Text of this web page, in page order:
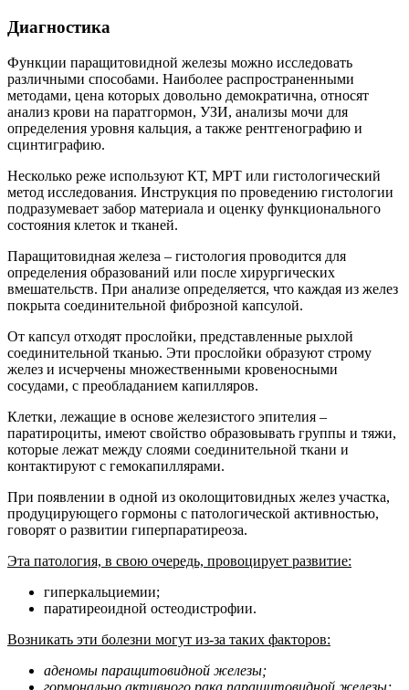
Диагностика
Функции паращитовидной железы можно исследовать
различными способами. Наиболее распространенными
методами, цена которых довольно демократична, относят
анализ крови на паратгормон, УЗИ, анализы мочи для
определения уровня кальция, а также рентгенографию и
сцинтиграфию.
Несколько реже используют КТ, МРТ или гистологический
метод исследования. Инструкция по проведению гистологии
подразумевает забор материала и оценку функционального
состояния клеток и тканей.
Паращитовидная железа – гистология проводится для
определения образований или после хирургических
вмешательств. При анализе определяется, что каждая из желез
покрыта соединительной фиброзной капсулой.
От капсул отходят прослойки, представленные рыхлой
соединительной тканью. Эти прослойки образуют строму
желез и исчерчены множественными кровеносными
сосудами, с преобладанием капилляров.
Клетки, лежащие в основе железистого эпителия –
паратироциты, имеют свойство образовывать группы и тяжи,
которые лежат между слоями соединительной ткани и
контактируют с гемокапиллярами.
При появлении в одной из околощитовидных желез участка,
продуцирующего гормоны с патологической активностью,
говорят о развитии гиперпаратиреоза.
Эта патология, в свою очередь, провоцирует развитие:
гиперкальциемии;
паратиреоидной остеодистрофии.
Возникать эти болезни могут из-за таких факторов:
аденомы паращитовидной железы;
гормонально активного рака паращитовидной железы;